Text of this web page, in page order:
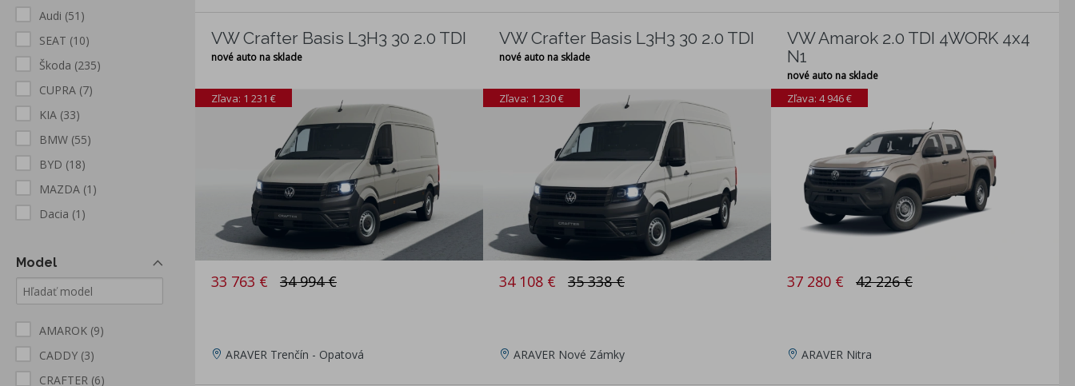
Audi (51)
SEAT (10)
Škoda (235)
CUPRA (7)
KIA (33)
BMW (55)
BYD (18)
MAZDA (1)
Dacia (1)
Model
AMAROK (9)
CADDY (3)
CRAFTER (6)
VW Crafter Basis L3H3 30 2.0 TDI
nové auto na sklade
Zľava: 1 231 €
33 763 € 34 994 €
ARAVER Trenčín - Opatová
VW Crafter Basis L3H3 30 2.0 TDI
nové auto na sklade
Zľava: 1 230 €
34 108 € 35 338 €
ARAVER Nové Zámky
VW Amarok 2.0 TDI 4WORK 4x4
N1
nové auto na sklade
Zľava: 4 946 €
37 280 € 42 226 €
ARAVER Nitra